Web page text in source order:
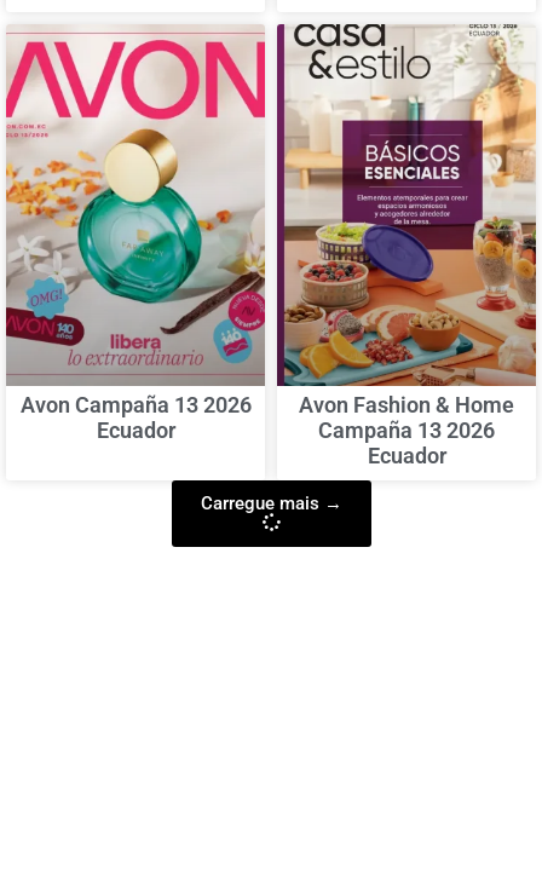
Avon Campaña 13 2026
Ecuador
Avon Fashion & Home
Campaña 13 2026
Ecuador
Carregue mais →